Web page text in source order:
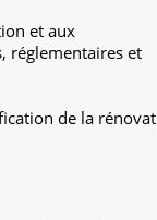
et aux
réglementaires et
de la